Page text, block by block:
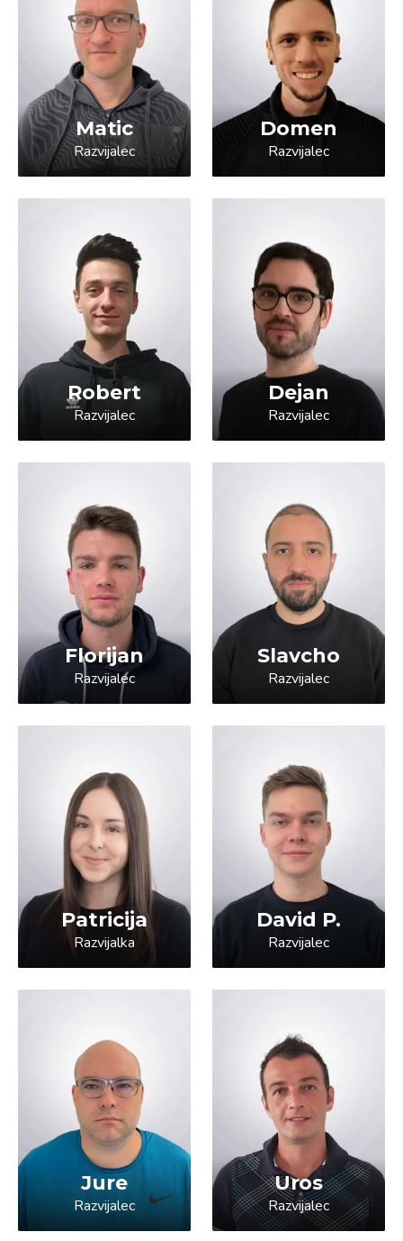
Matic
Razvijalec
Domen
Razvijalec
Robert
Razvijalec
Dejan
Razvijalec
Florijan
Razvijalec
Slavcho
Razvijalec
Patricija
Razvijalka
David P.
Razvijalec
Jure
Razvijalec
Uros
Razvijalec